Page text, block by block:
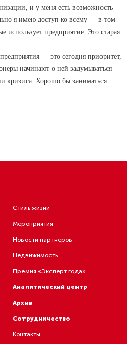
и у меня есть возможность
я имею доступ ко всему — в том
использует предприятие. Это старая
— это сегодня приоритет,
начинают о ней задумываться
кризиса. Хорошо бы заниматься
2021
Стиль жизни
Мероприятия
Новости партнеров
Недвижимость
Премия «Эксперт года»
Аналитический центр
Архив
Сотрудничество
Контакты